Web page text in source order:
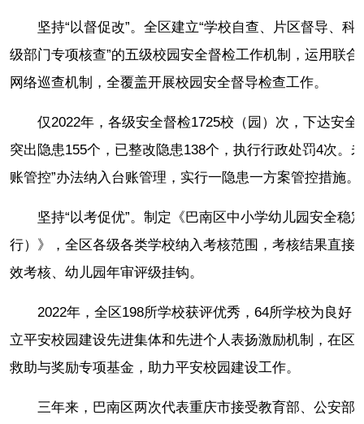
坚持“以督促改”。全区建立“学校自查、片区督导、
级部门专项核查”的五级校园安全督检工作机制，运用联
网络巡查机制，全覆盖开展校园安全督导检查工作。
仅2022年，各级安全督检1725校（园）次，下达安
突出隐患155个，已整改隐患138个，执行行政处罚4次。
账管控”办法纳入台账管理，实行一隐患一方案管控措施。
坚持“以考促优”。制定《巴南区中小学幼儿园安全稳
行）》，全区各级各类学校纳入考核范围，考核结果直接
效考核、幼儿园年审评级挂钩。
2022年，全区198所学校获评优秀，64所学校为良好
立平安校园建设先进集体和先进个人表扬激励机制，在区
救助与奖励专项基金，助力平安校园建设工作。
三年来，巴南区两次代表重庆市接受教育部、公安部